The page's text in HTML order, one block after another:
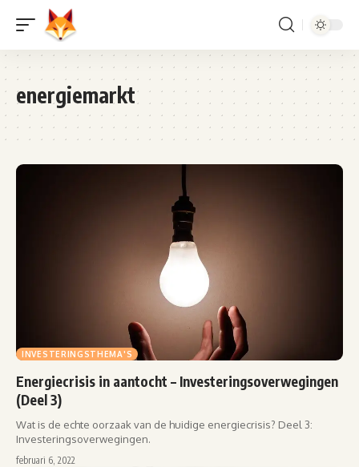
energiemarkt
INVESTERINGSTHEMA'S
Energiecrisis in aantocht – Investeringsoverwegingen
(Deel 3)
Wat is de echte oorzaak van de huidige energiecrisis? Deel 3:
Investeringsoverwegingen.
februari 6, 2022